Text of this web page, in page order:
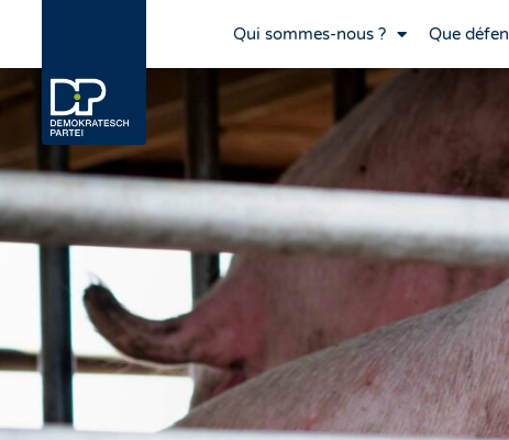
Qui sommes-nous ? Que